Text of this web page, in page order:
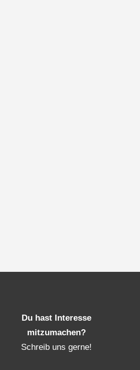
Du hast Interesse
mitzumachen?
Schreib uns gerne!